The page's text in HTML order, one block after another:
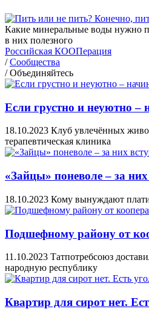
Какие минеральные воды нужно
в них полезного
Российская КООПерация
/ Сообщества
/ Объединяйтесь
Если грустно и неуютно –
18.10.2023 Клуб увлечённых
терапевтическая клиника
«Зайцы» поневоле – за
18.10.2023 Кому вынуждают
Подшефному району от
11.10.2023 Татпотребсоюз
народную республику
Квартир для сирот нет.